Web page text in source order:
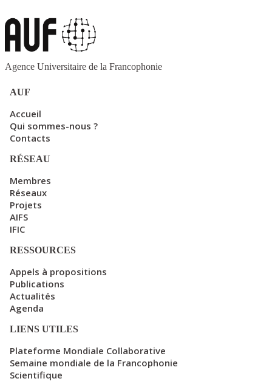
Agence Universitaire de la Francophonie
AUF
Accueil
Qui sommes-nous ?
Contacts
RÉSEAU
Membres
Réseaux
Projets
AIFS
IFIC
RESSOURCES
Appels à propositions
Publications
Actualités
Agenda
LIENS UTILES
Plateforme Mondiale Collaborative
Semaine mondiale de la Francophonie
Scientifique